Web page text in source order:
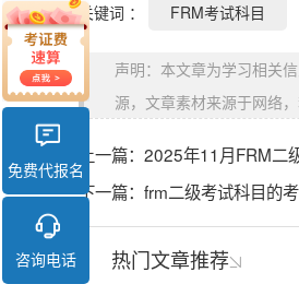
关键词 ： FRM考试科目
声明：本文章为学习相关
源，文章素材来源于网络
上一篇： 2025年11月FRM二
下一篇： frm二级考试科目的
热门文章推荐
免费代报名
咨询电话